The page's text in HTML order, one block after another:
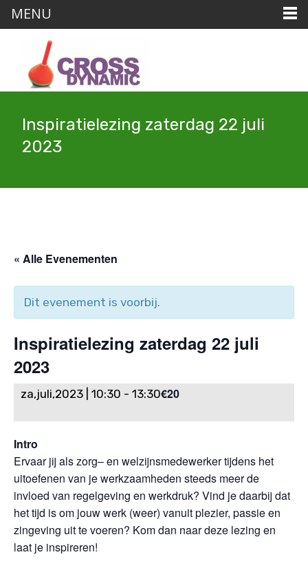
Inspiratielezing zaterdag 22 juli
2023
« Alle Evenementen
Dit evenement is voorbij.
Inspiratielezing zaterdag 22 juli
2023
za,juli,2023 | 10:30 - 13:30€20
Intro
Ervaar jij als zorg– en welzijnsmedewerker tijdens het
uitoefenen van je werkzaamheden steeds meer de
invloed van regelgeving en werkdruk? Vind je daarbij dat
het tijd is om jouw werk (weer) vanuit plezier, passie en
zingeving uit te voeren? Kom dan naar deze lezing en
laat je inspireren!
MENU